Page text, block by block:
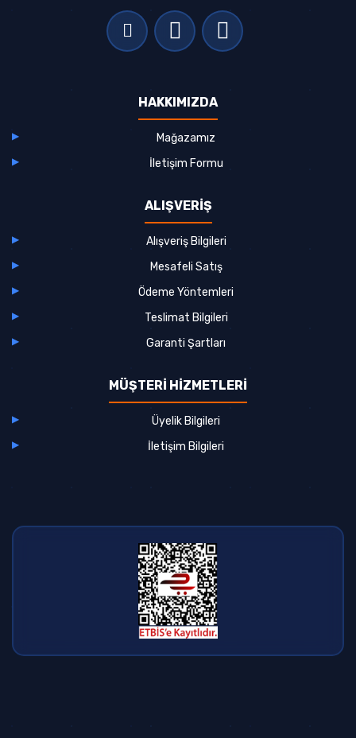
HAKKIMIZDA
Mağazamız
İletişim Formu
ALIŞVERİŞ
Alışveriş Bilgileri
Mesafeli Satış
Ödeme Yöntemleri
Teslimat Bilgileri
Garanti Şartları
MÜŞTERİ HİZMETLERİ
Üyelik Bilgileri
İletişim Bilgileri